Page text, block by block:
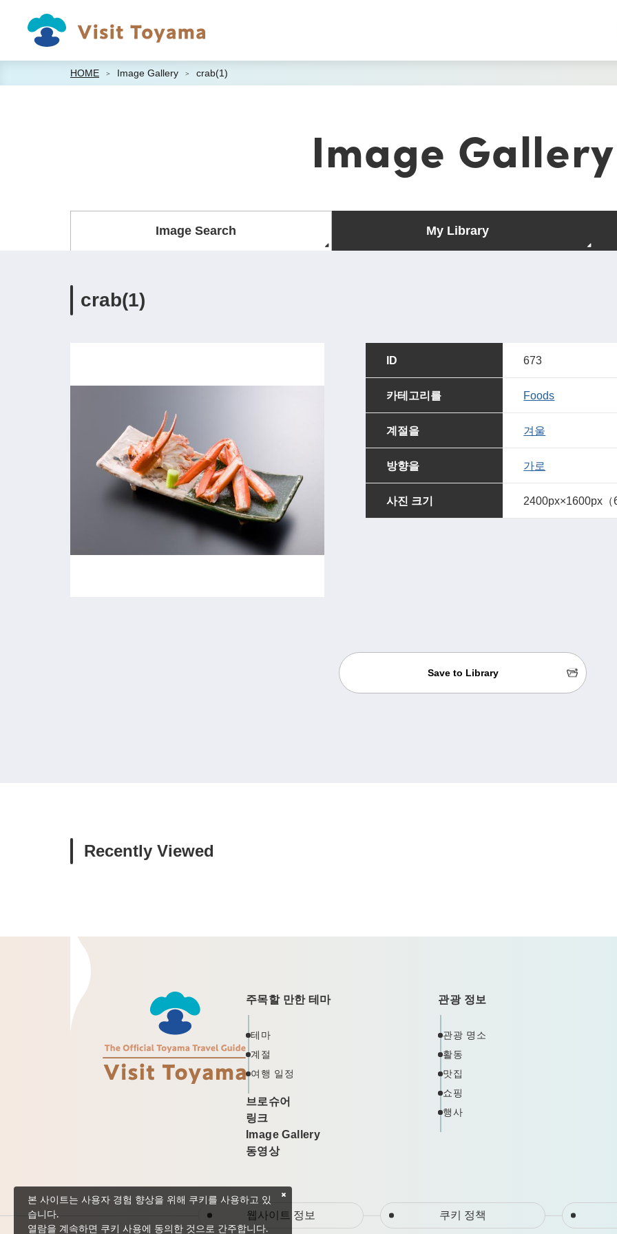
HOME Image Gallery crab(1)
Image Gallery
Image Search My Library
crab(1)
ID 673
카테고리를 Foods
계절을 겨울
방향을 가로
사진 크기 2400px×1600px（
Save to Library
Recently Viewed
주목할 만한 테마
테마
계절
여행 일정
브로슈어
링크
Image Gallery
동영상
관광 정보
관광 명소
활동
맛집
쇼핑
행사
웹사이트 정보 쿠키 정책
본 사이트는 사용자 경험 향상을 위해 쿠키를 사용하고 있
습니다.
열람을 계속하면 쿠키 사용에 동의한 것으로 간주합니다.